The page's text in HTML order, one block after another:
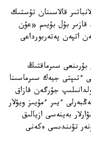
ۇلانباتىر قالاسىنان تۇستىك
بۇل بۇيىم «عۇن
اتپەن پەتەربورداعى
سىرماقتىڭ
ءتىپتى جيەك سىرماسىنا
جۇرگەن قازاق
ءيىر ءمۇيىز ويۋلار
بەينەسى ازيالىق
تۋىندىسى ەكەنى